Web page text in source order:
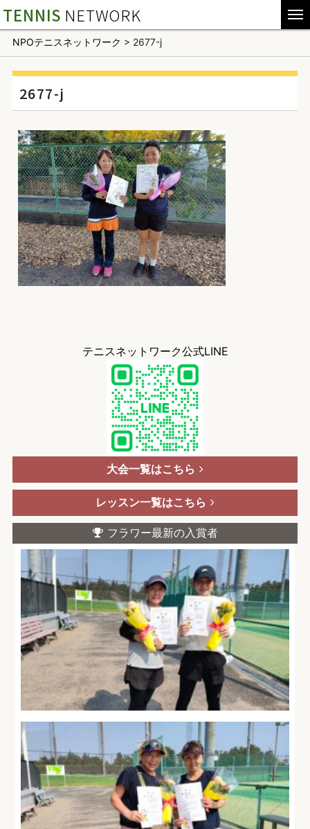
TENNIS NETWORK
NPOテニスネットワーク > 2677-j
2677-j
テニスネットワーク公式LINE
大会一覧はこちら
レッスン一覧はこちら
フラワー最新の入賞者